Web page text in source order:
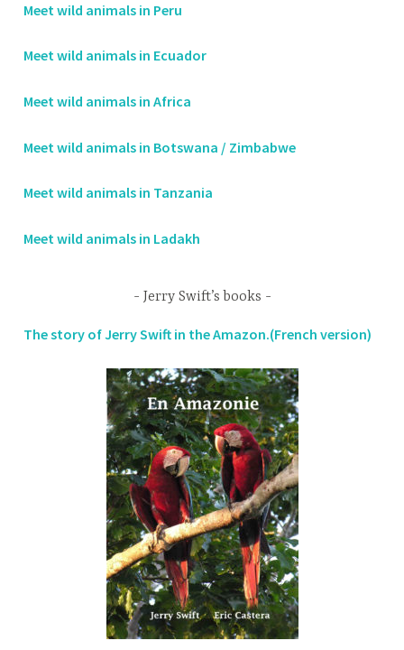
Meet wild animals in Peru
Meet wild animals in Ecuador
Meet wild animals in Africa
Meet wild animals in Botswana / Zimbabwe
Meet wild animals in Tanzania
Meet wild animals in Ladakh
Jerry Swift’s books
The story of Jerry Swift in the Amazon.(French version)